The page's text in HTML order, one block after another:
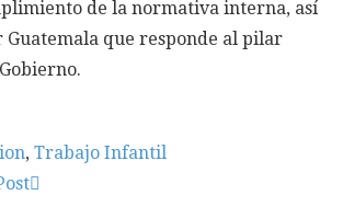
de la normativa interna, así
que responde al pilar
, Trabajo Infantil